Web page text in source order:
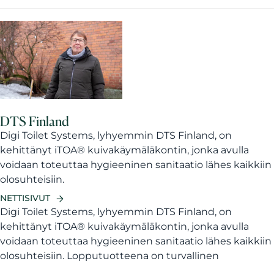
DTS Finland
Digi Toilet Systems, lyhyemmin DTS Finland, on
kehittänyt iTOA® kuivakäymäläkontin, jonka avulla
voidaan toteuttaa hygieeninen sanitaatio lähes kaikkiin
olosuhteisiin.
NETTISIVUT
Digi Toilet Systems, lyhyemmin DTS Finland, on
kehittänyt iTOA® kuivakäymäläkontin, jonka avulla
voidaan toteuttaa hygieeninen sanitaatio lähes kaikkiin
olosuhteisiin. Lopputuotteena on turvallinen